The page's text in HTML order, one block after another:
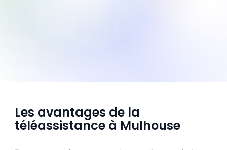
Les avantages de la
téléassistance à Mulhouse